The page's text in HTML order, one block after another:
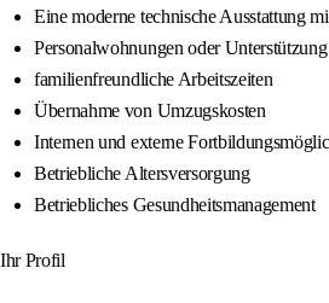
Eine moderne technische Ausstattung
Personalwohnungen oder
familienfreundliche Arbeitszeiten
Übernahme von Umzugskosten
Internen und externe
Betriebliche Altersversorgung
Betriebliches Gesundheitsmanagement
Ihr Profil